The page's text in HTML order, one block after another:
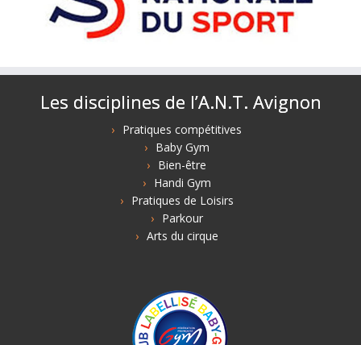
Les disciplines de l’A.N.T. Avignon
Pratiques compétitives
Baby Gym
Bien-être
Handi Gym
Pratiques de Loisirs
Parkour
Arts du cirque